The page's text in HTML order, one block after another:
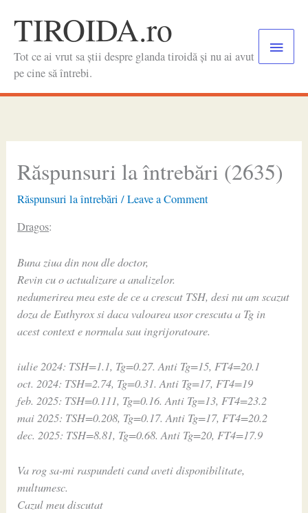
contentTIROIDA.ro
Tot ce ai vrut sa știi despre glanda tiroidă și nu ai avut
pe cine să întrebi.
Main
Răspunsuri la întrebări (2635)
Răspunsuri la întrebări /Leave a Comment
Dragos:
Buna ziua din nou dle doctor,
Revin cu o actualizare a analizelor.
nedumerirea mea este de ce a crescut TSH, desi nu am scazut
doza de Euthyrox si daca valoarea usor crescuta a Tg in
acest context e normala sau ingrijoratoare.
iulie 2024: TSH=1.1, Tg=0.27. Anti Tg=15, FT4=20.1
oct. 2024: TSH=2.74, Tg=0.31. Anti Tg=17, FT4=19
feb. 2025: TSH=0.111, Tg=0.16. Anti Tg=13, FT4=23.2
mai 2025: TSH=0.208, Tg=0.17. Anti Tg=17, FT4=20.2
dec. 2025: TSH=8.81, Tg=0.68. Anti Tg=20, FT4=17.9
Va rog sa-mi raspundeti cand aveti disponibilitate,
multumesc.
Cazul meu discutat